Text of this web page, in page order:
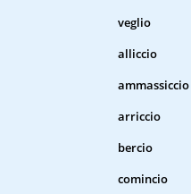
veglio
alliccio
ammassiccio
arriccio
bercio
comincio